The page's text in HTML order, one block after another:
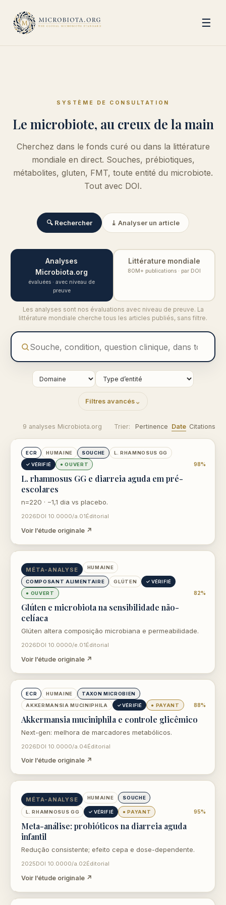
☰
SYSTÈME DE CONSULTATION
Le microbiote, au creux de la main
Cherchez dans le fonds curé ou dans la littérature
mondiale en direct. Souches, prébiotiques,
métabolites, gluten, FMT, toute entité du microbiote.
Tout avec DOI.
🔍 Rechercher ⤓ Analyser un article
Analyses
Microbiota.org
évaluées · avec niveau de
preuve
Littérature mondiale
80M+ publications · par DOI
Les analyses sont nos évaluations avec niveau de preuve. La
littérature mondiale cherche tous les articles publiés, sans filtre.
Filtres avancés
9 analyses Microbiota.org Trier: Pertinence Date Citations
ouvre dans un nouvel onglet
ECR HUMAINE SOUCHE L. RHAMNOSUS GG
✓ VÉRIFIÉ ● OUVERT 98%
L. rhamnosus GG e diarreia aguda em pré-
escolares
n=220 · −1,1 dia vs placebo.
2026DOI 10.0000/a.01Éditorial
Voir l’étude originale ↗
ouvre dans un nouvel onglet
MÉTA-ANALYSE HUMAINE
COMPOSANT ALIMENTAIRE GLÚTEN ✓ VÉRIFIÉ
● OUVERT 82%
Glúten e microbiota na sensibilidade não-
celíaca
Glúten altera composição microbiana e permeabilidade.
2026DOI 10.0000/e.01Éditorial
Voir l’étude originale ↗
ouvre dans un nouvel onglet
ECR HUMAINE TAXON MICROBIEN
AKKERMANSIA MUCINIPHILA ✓ VÉRIFIÉ ● PAYANT 88%
Akkermansia muciniphila e controle glicêmico
Next-gen: melhora de marcadores metabólicos.
2026DOI 10.0000/a.04Éditorial
Voir l’étude originale ↗
ouvre dans un nouvel onglet
MÉTA-ANALYSE HUMAINE SOUCHE
L. RHAMNOSUS GG ✓ VÉRIFIÉ ● PAYANT 95%
Meta-análise: probióticos na diarreia aguda
infantil
Redução consistente; efeito cepa e dose-dependente.
2025DOI 10.0000/a.02Éditorial
Voir l’étude originale ↗